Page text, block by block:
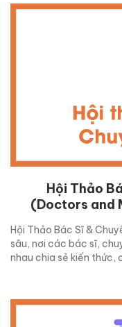
Hội Thảo
(Doctors and
Hội Thảo Bác Sĩ &
sâu, nơi các bác sĩ,
nhau chia sẻ kiến thức,